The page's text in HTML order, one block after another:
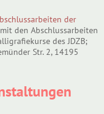
der
den Abschlussarbeiten
des JDZB;
Str. 2, 14195